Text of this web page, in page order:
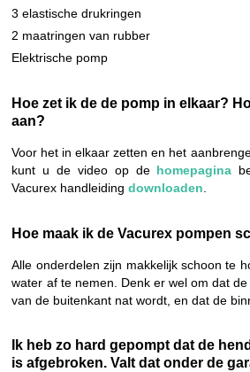
3 elastische drukringen
2 maatringen van rubber
Elektrische pomp
Hoe zet ik de de pomp in elkaar?
aan?
Voor het in elkaar zetten en het
kunt u de video op de homepagina
Vacurex handleidingdownloaden
Hoe maak ik de Vacurex pompen
Alle onderdelen zijn makkelijk schoon te
water af te nemen. Denk er wel om dat
van de buitenkant nat wordt, en dat de
Ik heb zo hard gepompt dat de
is afgebroken. Valt dat onder de